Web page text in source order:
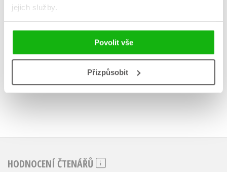
jejich služby.
Povolit vše
Přizpůsobit
Do košíku
279 Kč
223 Kč
HODNOCENÍ ČTENÁŘŮ